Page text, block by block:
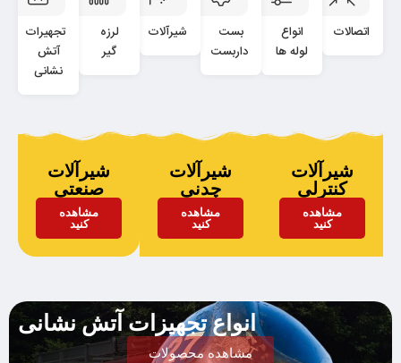
اتصالات
انواع
لوله ها
بست
داربست
شیرآلات
لرزه
گیر
تجهیرات
آتش
نشانی
شیرآلات
کنترلی
مشاهده
کنید
شیرآلات
چدنی
مشاهده
کنید
شیرآلات
صنعتی
مشاهده
کنید
انواع تجهیزات آتش نشانی
مشاهده محصولات